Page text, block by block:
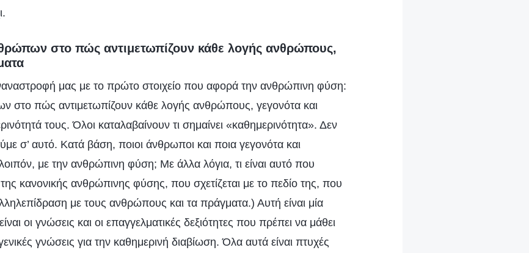
στο πώς αντιμετωπίζουν κάθε λογής ανθρώπους,
μας με το πρώτο στοιχείο που αφορά την ανθρώπινη φύση:
στο πώς αντιμετωπίζουν κάθε λογής ανθρώπους, γεγονότα και
τους. Όλοι καταλαβαίνουν τι σημαίνει «καθημερινότητα». Δεν
σ’ αυτό. Κατά βάση, ποιοι άνθρωποι και ποια γεγονότα και
με την ανθρώπινη φύση; Με άλλα λόγια, τι είναι αυτό που
κανονικής ανθρώπινης φύσης, που σχετίζεται με το πεδίο της, που
με τους ανθρώπους και τα πράγματα.) Αυτή είναι μία
οι γνώσεις και οι επαγγελματικές δεξιότητες που πρέπει να μάθει
γνώσεις για την καθημερινή διαβίωση. Όλα αυτά είναι πτυχές